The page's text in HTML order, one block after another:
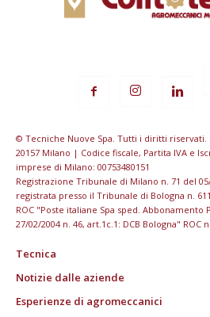
© Tecniche Nuove Spa. Tutti i diritti riservati.
20157 Milano | Codice fiscale, Partita IVA e
imprese di Milano: 00753480151
Registrazione Tribunale di Milano n. 71 del
registrata presso il Tribunale di Bologna n.
ROC "Poste italiane Spa sped. Abbonamento
27/02/2004 n. 46, art.1c.1: DCB Bologna" ROC
Tecnica
Notizie dalle aziende
Esperienze di agromeccanici